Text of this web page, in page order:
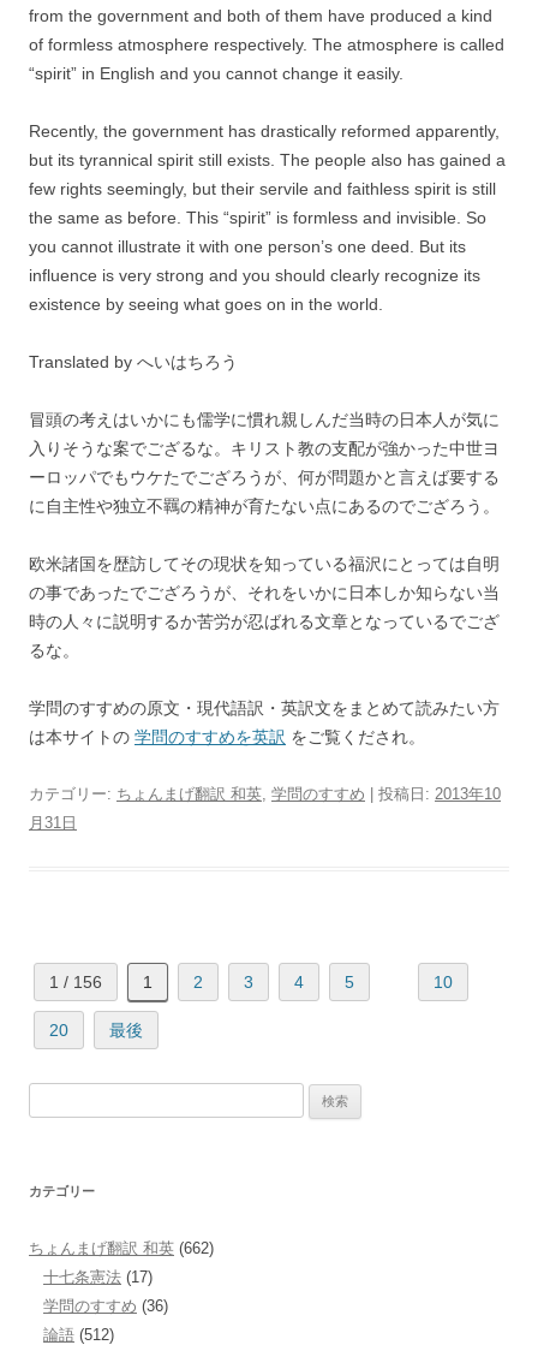
from the government and both of them have produced a kind
of formless atmosphere respectively. The atmosphere is called
“spirit” in English and you cannot change it easily.
Recently, the government has drastically reformed apparently,
but its tyrannical spirit still exists. The people also has gained a
few rights seemingly, but their servile and faithless spirit is still
the same as before. This “spirit” is formless and invisible. So
you cannot illustrate it with one person’s one deed. But its
influence is very strong and you should clearly recognize its
existence by seeing what goes on in the world.
Translated by へいはちろう
冒頭の考えはいかにも儒学に慣れ親しんだ当時の日本人が気に
入りそうな案でござるな。キリスト教の支配が強かった中世ヨ
ーロッパでもウケたでござろうが、何が問題かと言えば要する
に自主性や独立不羈の精神が育たない点にあるのでござろう。
欧米諸国を歴訪してその現状を知っている福沢にとっては自明
の事であったでござろうが、それをいかに日本しか知らない当
時の人々に説明するか苦労が忍ばれる文章となっているでござ
るな。
学問のすすめの原文・現代語訳・英訳文をまとめて読みたい方
は本サイトの 学問のすすめを英訳 をご覧くだされ。
カテゴリー: ちょんまげ翻訳 和英, 学問のすすめ | 投稿日: 2013年10
月31日
1 / 156 1 2 3 4 5 10
20 最後
カテゴリー
ちょんまげ翻訳 和英 (662)
十七条憲法 (17)
学問のすすめ (36)
論語 (512)